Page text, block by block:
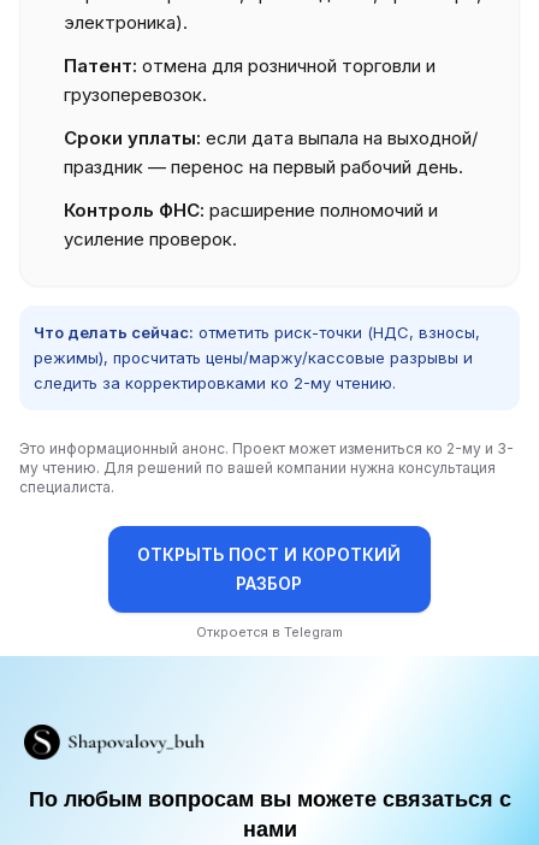
электроника).
Патент: отмена для розничной торговли и
грузоперевозок.
Сроки уплаты: если дата выпала на выходной/
праздник — перенос на первый рабочий день.
Контроль ФНС: расширение полномочий и
усиление проверок.
Что делать сейчас: отметить риск-точки (НДС, взносы,
режимы), просчитать цены/маржу/кассовые разрывы и
следить за корректировками ко 2-му чтению.
Это информационный анонс. Проект может измениться ко 2-му и 3-
му чтению. Для решений по вашей компании нужна консультация
специалиста.
ОТКРЫТЬ ПОСТ И КОРОТКИЙ
РАЗБОР
Откроется в Telegram
По любым вопросам вы можете связаться с
нами